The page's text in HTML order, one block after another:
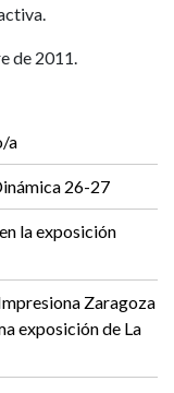
de 2011.
a
26-27
la exposición
Zaragoza
exposición de La